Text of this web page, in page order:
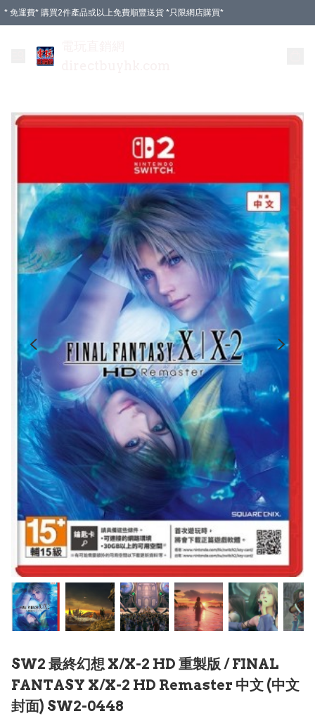
* 免運費* 購買2件產品或以上免費順豐送貨 *只限網店購買*
SW2 最終幻想 X/X-2 HD 重製版 / FINAL
FANTASY X/X-2 HD Remaster 中文 (中文
封面) SW2-0448